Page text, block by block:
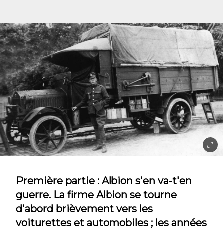
Première partie : Albion s'en va-t'en
guerre. La firme Albion se tourne
d'abord brièvement vers les
voiturettes et automobiles ; les années